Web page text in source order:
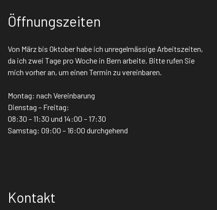
Öffnungszeiten
Von März bis Oktober habe ich unregelmässige Arbeitszeiten,
da ich zwei Tage pro Woche in Bern arbeite. Bitte rufen Sie
mich vorher an, um einen Termin zu vereinbaren.
Montag: nach Vereinbarung
Dienstag – Freitag:
08:30 – 11:30 und 14:00 – 17:30
Samstag: 09:00 – 16:00 durchgehend
Kontakt